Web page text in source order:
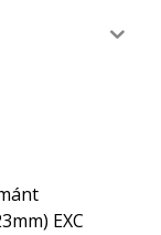
EXC